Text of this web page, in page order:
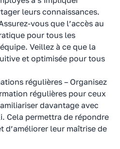
leurs connaissances.
vous que l’accès au
pour tous les
Veillez à ce que la
et optimisée pour tous
régulières – Organisez
régulières pour ceux
davantage avec
Cela permettra de répondre
d’améliorer leur maîtrise de